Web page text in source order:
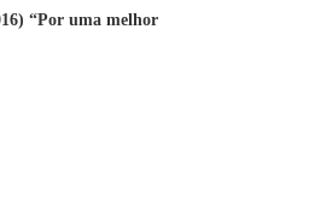
“Por uma melhor